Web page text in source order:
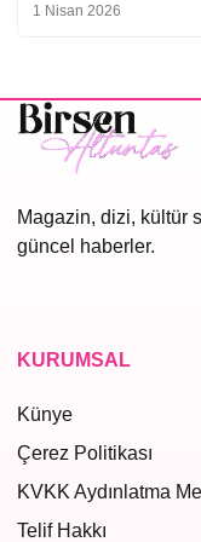
1 Nisan 2026
Magazin, dizi, kültür
güncel haberler.
KURUMSAL
Künye
Çerez Politikası
KVKK Aydınlatma
Telif Hakkı